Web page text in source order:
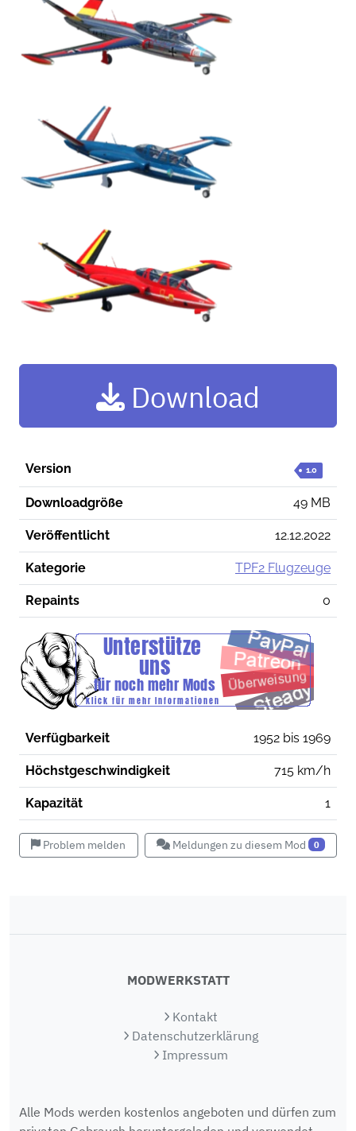
Download
Version 1.0
Downloadgröße 49 MB
Veröffentlicht 12.12.2022
Kategorie TPF2 Flugzeuge
Repaints 0
Verfügbarkeit 1952 bis 1969
Höchstgeschwindigkeit 715 km/h
Kapazität 1
Problem melden Meldungen zu diesem Mod 0
MODWERKSTATT
Kontakt
Datenschutzerklärung
Impressum
Alle Mods werden kostenlos angeboten und dürfen zum